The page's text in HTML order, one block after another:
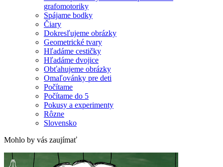
grafomotoriky
Spájame bodky
Čiary
Dokresľujeme obrázky
Geometrické tvary
Hľadáme cestičky
Hľadáme dvojice
Obťahujeme obrázky
Omaľovánky pre deti
Počítame
Počítame do 5
Pokusy a experimenty
Rôzne
Slovensko
Mohlo by vás zaujímať